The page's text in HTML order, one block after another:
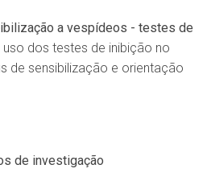
a vespídeos - testes de
dos testes de inibição no
de sensibilização e orientação
de investigação